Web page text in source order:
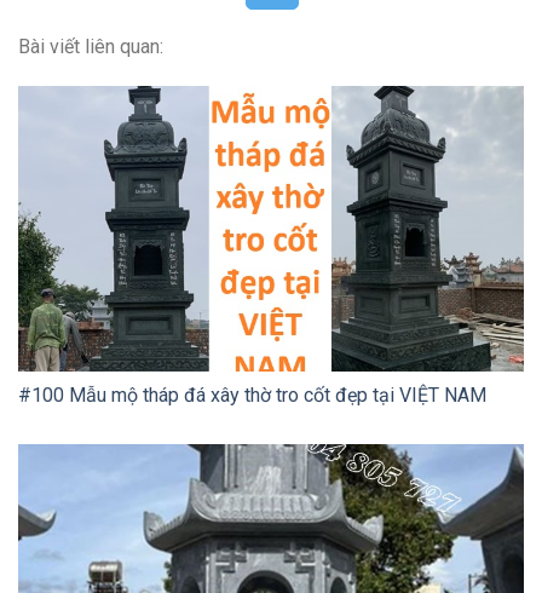
Bài viết liên quan:
#100 Mẫu mộ tháp đá xây thờ tro cốt đẹp tại VIỆT NAM